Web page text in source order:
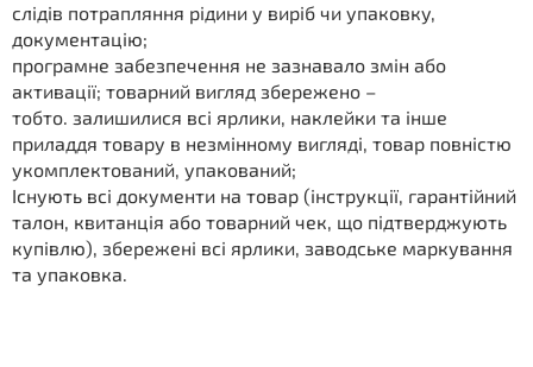
слідів потрапляння рідини у виріб чи упаковку,
документацію;
програмне забезпечення не зазнавало змін або
активації; товарний вигляд збережено –
тобто. залишилися всі ярлики, наклейки та інше
приладдя товару в незмінному вигляді, товар повністю
укомплектований, упакований;
Існують всі документи на товар (інструкції, гарантійний
талон, квитанція або товарний чек, що підтверджують
купівлю), збережені всі ярлики, заводське маркування
та упаковка.